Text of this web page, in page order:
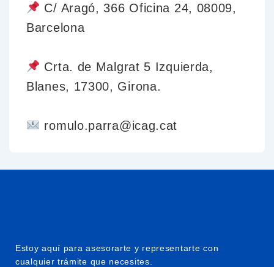
C/ Aragó, 366 Oficina 24, 08009,
Barcelona
Crta. de Malgrat 5 Izquierda,
Blanes, 17300, Girona.
romulo.parra@icag.cat
Estoy aquí para asesorarte y representarte con
cualquier trámite que necesites.